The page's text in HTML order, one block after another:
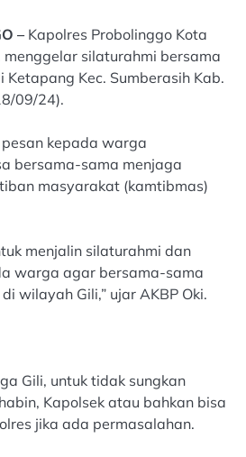
–Kapolres Probolinggo Kota
menggelar silaturahmi bersama
Kec. Sumberasih Kab.
09/24).
kepada warga
bersama-sama menjaga
masyarakat (kamtibmas)
menjalin silaturahmi dan
warga agar bersama-sama
wilayah Gili,” ujar AKBP Oki.
Gili, untuk tidak sungkan
Kapolsek atau bahkan bisa
jika ada permasalahan.